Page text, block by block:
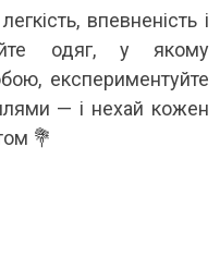
впевненість і
одяг, у якому
експериментуйте
— і нехай кожен
💐